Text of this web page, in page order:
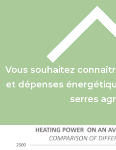
Vous souhaitez
et dépenses
serres